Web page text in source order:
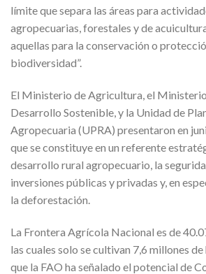
límite que separa las áreas para
agropecuarias, forestales y de
aquellas para la conservación o
biodiversidad”.
El Ministerio de Agricultura, el
Desarrollo Sostenible, y la Unidad de
Agropecuaria (UPRA) presentaron en
que se constituye en un referente
desarrollo rural agropecuario, la
inversiones públicas y privadas y, en
la deforestación.
La Frontera Agrícola Nacional es de
las cuales solo se cultivan 7,6 millones
que la FAO ha señalado el potencial de